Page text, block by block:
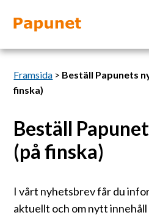
Information
Material
Bildverktyg
Framsida > Beställ Papunets
finska)
Beställ
(på finska)
I vårt nyhetsbrev får du
aktuellt och om nytt innehåll